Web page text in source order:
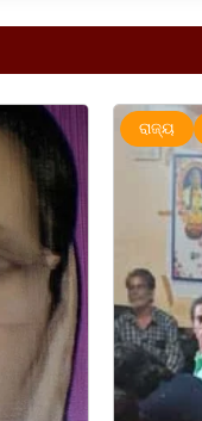
ମହାନଗର